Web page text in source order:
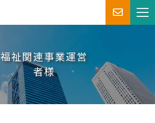
福祉関連事業運営
者様